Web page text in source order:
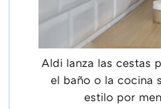
Aldi lanza las cestas
el baño o la cocina
estilo por